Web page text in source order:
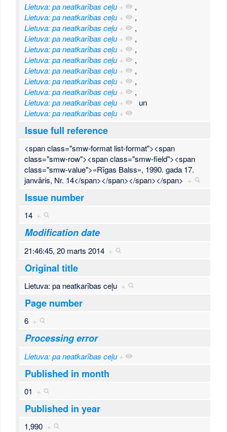
Lietuva: pa neatkarības ceļu +
,
Lietuva: pa neatkarības ceļu +
,
Lietuva: pa neatkarības ceļu +
,
Lietuva: pa neatkarības ceļu +
,
Lietuva: pa neatkarības ceļu +
,
Lietuva: pa neatkarības ceļu +
,
Lietuva: pa neatkarības ceļu +
,
Lietuva: pa neatkarības ceļu +
,
Lietuva: pa neatkarības ceļu +
,
Lietuva: pa neatkarības ceļu +
un
Lietuva: pa neatkarības ceļu +
Issue full reference
<span class="smw-format list-format"><span
class="smw-row"><span class="smw-field"><span
class="smw-value">«Rīgas Balss», 1990. gada 17.
janvāris, Nr. 14</span></span></span></span> +
Issue number
14 +
Modification date
21:46:45, 20 marts 2014 +
Original title
Lietuva: pa neatkarības ceļu +
Page number
6 +
Processing error
Lietuva: pa neatkarības ceļu +
Published in month
01 +
Published in year
1,990 +